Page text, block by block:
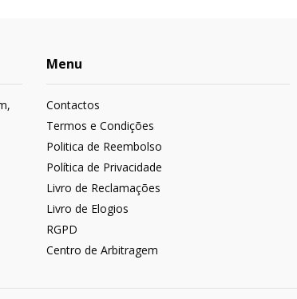
Menu
Contactos
Termos e Condições
Politica de Reembolso
Política de Privacidade
Livro de Reclamações
Livro de Elogios
RGPD
Centro de Arbitragem